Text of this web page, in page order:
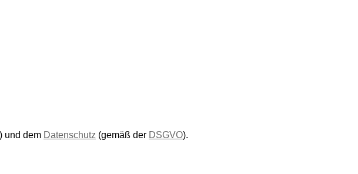
) und dem Datenschutz (gemäß der DSGVO).